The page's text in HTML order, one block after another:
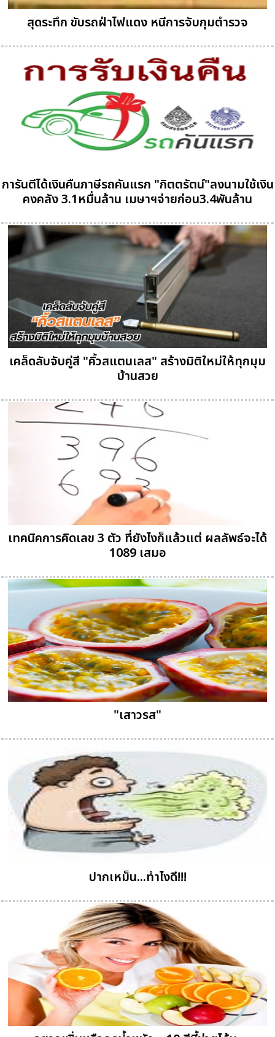
สุดระทึก ขับรถฝ่าไฟแดง หนีการจับกุมตำรวจ
การันตีได้เงินคืนภาษีรถคันแรก "กิตตรัตน์"ลงนามใช้เงิน
คงคลัง 3.1หมื่นล้าน เมษาฯจ่ายก่อน3.4พันล้าน
เคล็ดลับจับคู่สี "คิ้วสแตนเลส" สร้างมิติใหม่ให้ทุกมุม
บ้านสวย
เทคนิคการคิดเลข 3 ตัว ที่ยังไงก็แล้วแต่ ผลลัพธ์จะได้
1089 เสมอ
"เสาวรส"
ปากเหม็น...ทำไงดี!!!